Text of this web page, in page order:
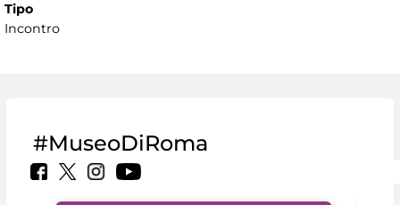
Tipo
Incontro
#MuseoDiRoma